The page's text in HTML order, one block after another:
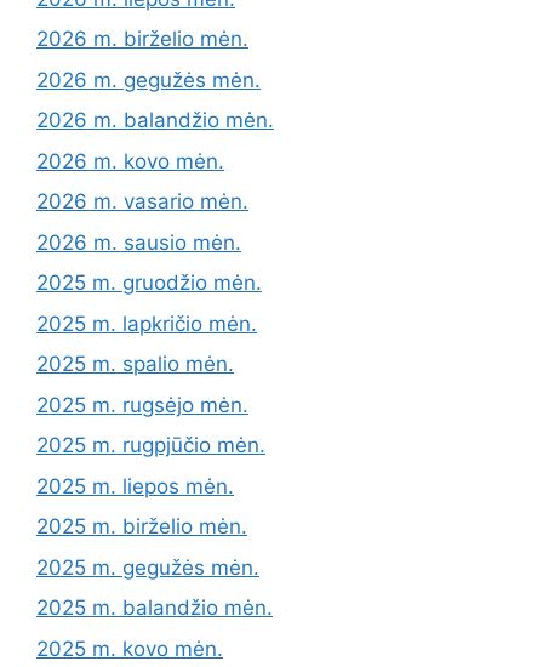
2026 m. birželio mėn.
2026 m. gegužės mėn.
2026 m. balandžio mėn.
2026 m. kovo mėn.
2026 m. vasario mėn.
2026 m. sausio mėn.
2025 m. gruodžio mėn.
2025 m. lapkričio mėn.
2025 m. spalio mėn.
2025 m. rugsėjo mėn.
2025 m. rugpjūčio mėn.
2025 m. liepos mėn.
2025 m. birželio mėn.
2025 m. gegužės mėn.
2025 m. balandžio mėn.
2025 m. kovo mėn.